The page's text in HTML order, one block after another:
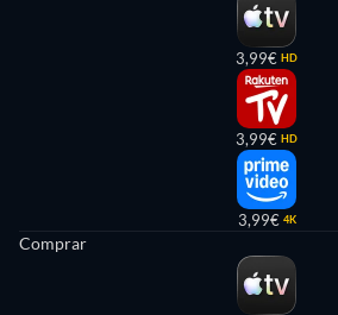
3,99€ HD
3,99€ HD
3,99€ 4K
Comprar